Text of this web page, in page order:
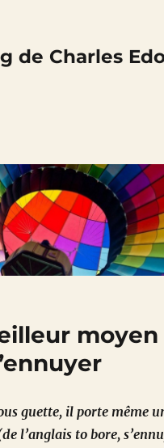
de Charles
moyen
guette, il porte même
l’anglais to bore,